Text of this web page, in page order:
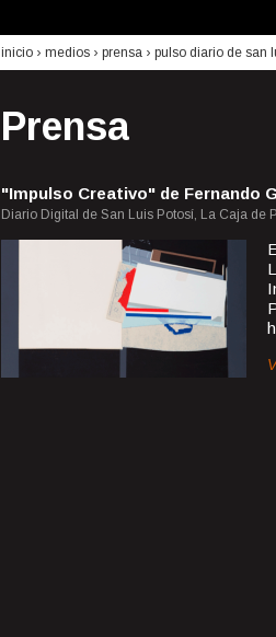
inicio › medios › prensa › pulso diario de san
Prensa
"Impulso Creativo" de Fernando
Diario Digital de San Luis Potosí, La Caja de